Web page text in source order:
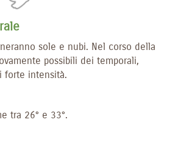
sole e nubi. Nel corso della
possibili dei temporali,
forte intensità.
tra 26° e 33°.